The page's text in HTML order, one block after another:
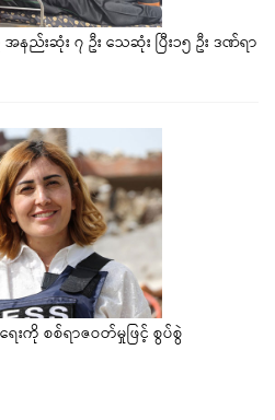
နည်းဆုံး ၇ ဦး သေဆုံး ပြီး၁၅ ဦး ဒဏ်ရာ
းကို စစ်ရာဇဝတ်မှုဖြင့် စွပ်စွဲ